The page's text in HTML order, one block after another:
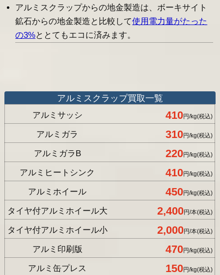
アルミスクラップからの地金製造は、ボーキサイト
鉱石からの地金製造と比較して使用電力量がたった
の3%ととてもエコに済みます。
アルミスクラップ買取一覧
アルミサッシ 410円/kg(税込)
アルミガラ 310円/kg(税込)
アルミガラB 220円/kg(税込)
アルミヒートシンク 410円/kg(税込)
アルミホイール 450円/kg(税込)
タイヤ付アルミホイール大 2,400円/本(税込)
タイヤ付アルミホイール小 2,000円/本(税込)
アルミ印刷版 470円/kg(税込)
アルミ缶プレス 150円/kg(税込)